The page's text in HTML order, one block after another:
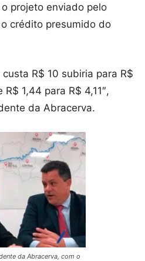
projeto enviado pelo
crédito presumido do
R$ 10 subiria para R$
1,44 para R$ 4,11″,
da Abracerva.
da Abracerva, com o